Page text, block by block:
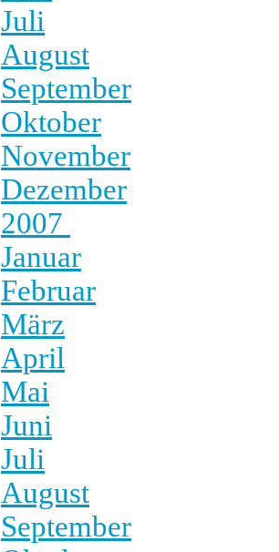
Juli
August
September
Oktober
November
Dezember
2007
Januar
Februar
März
April
Mai
Juni
Juli
August
September